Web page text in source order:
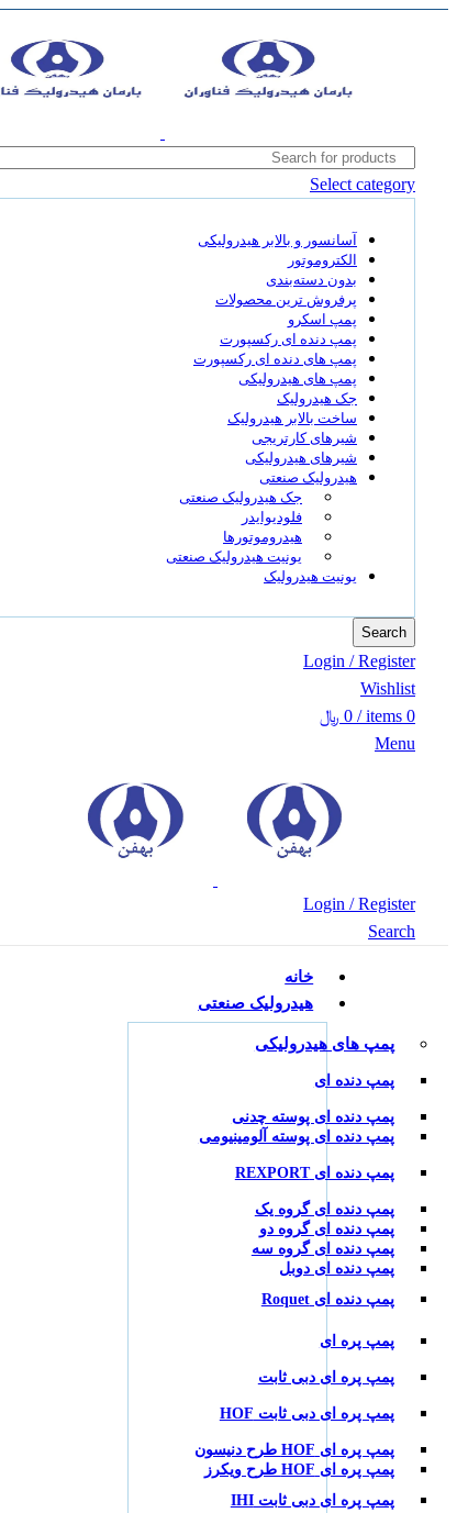
Select category
آسانسور و بالابر هیدرولیکی
الکتروموتور
بدون دسته‌بندی
پرفروش ترین محصولات
پمپ اسکرو
پمپ دنده ای رکسپورت
پمپ های دنده ای رکسپورت
پمپ های هیدرولیکی
جک هیدرولیک
ساخت بالابر هیدرولیک
شیرهای کارتریجی
شیرهای هیدرولیکی
هیدرولیک صنعتی
جک هیدرولیک صنعتی
فلودیوایدر
هیدروموتورها
یونیت هیدرولیک صنعتی
یونیت هیدرولیک
Search
Login / Register
Wishlist
0
items
/
0 ﷼
Menu
Login / Register
Search
خانه
هیدرولیک صنعتی
پمپ های هیدرولیکی
پمپ دنده ای
پمپ دنده ای پوسته چدنی
پمپ دنده ای پوسته آلومینیومی
پمپ دنده ای REXPORT
پمپ دنده ای گروه یک
پمپ دنده ای گروه دو
پمپ دنده ای گروه سه
پمپ دنده ای دوبل
پمپ دنده ای Roquet
پمپ پره ای
پمپ پره ای دبی ثابت
پمپ پره ای دبی ثابت HOF
پمپ پره ای HOF طرح دنیسون
پمپ پره ای HOF طرح ویکرز
پمپ پره ای دبی ثابت IHI